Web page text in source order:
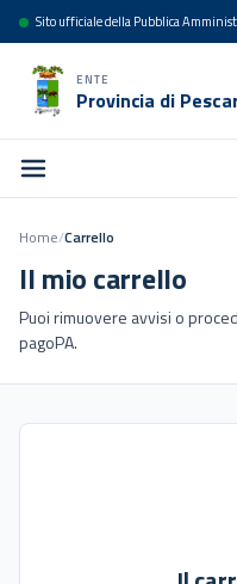
Sito ufficiale della Pubblica
ENTE
Provincia di
Home/Carrello
Il mio carrello
Puoi rimuovere avvisi o
pagoPA.